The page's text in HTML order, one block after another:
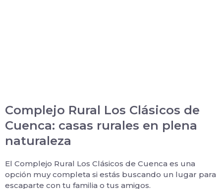
Complejo Rural Los Clásicos de
Cuenca: casas rurales en plena
naturaleza
El Complejo Rural Los Clásicos de Cuenca es una
opción muy completa si estás buscando un lugar para
escaparte con tu familia o tus amigos.